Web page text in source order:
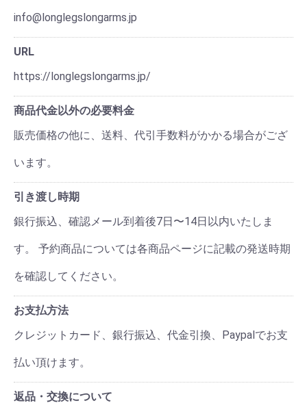
info@longlegslongarms.jp
URL
https://longlegslongarms.jp/
商品代金以外の必要料金
販売価格の他に、送料、代引手数料がかかる場合がござ
います。
引き渡し時期
銀行振込、確認メール到着後7日〜14日以内いたしま
す。 予約商品については各商品ページに記載の発送時期
を確認してください。
お支払方法
クレジットカード、銀行振込、代金引換、Paypalでお支
払い頂けます。
返品・交換について